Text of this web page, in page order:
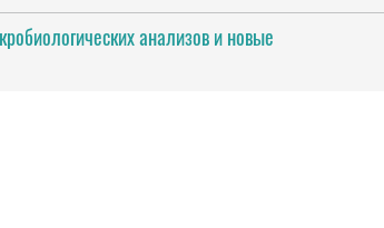
анализов и новые